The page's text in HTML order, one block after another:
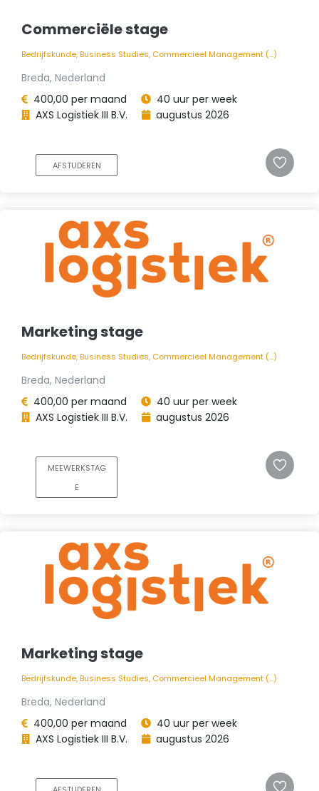
Commerciële stage
Bedrijfskunde, Business Studies, Commercieel Management (...)
Breda, Nederland
400,00 per maand
40 uur per week
AXS Logistiek III B.V.
augustus 2026
AFSTUDEREN
Marketing stage
Bedrijfskunde, Business Studies, Commercieel Management (...)
Breda, Nederland
400,00 per maand
40 uur per week
AXS Logistiek III B.V.
augustus 2026
MEEWERKSTAG
E
Marketing stage
Bedrijfskunde, Business Studies, Commercieel Management (...)
Breda, Nederland
400,00 per maand
40 uur per week
AXS Logistiek III B.V.
augustus 2026